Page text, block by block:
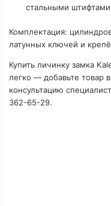
стальными
Комплектация:
латунных ключей и
Купить личинку замка
легко — добавьте товар
консультацию
362-65-29.